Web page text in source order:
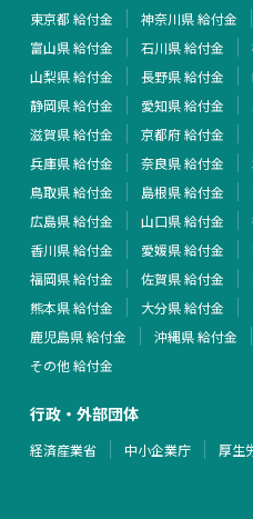
東京都 給付金
神奈川県 給付金
富山県 給付金
石川県 給付金
山梨県 給付金
長野県 給付金
静岡県 給付金
愛知県 給付金
滋賀県 給付金
京都府 給付金
兵庫県 給付金
奈良県 給付金
鳥取県 給付金
島根県 給付金
広島県 給付金
山口県 給付金
香川県 給付金
愛媛県 給付金
福岡県 給付金
佐賀県 給付金
熊本県 給付金
大分県 給付金
鹿児島県 給付金
沖縄県 給付金
その他 給付金
行政・外部団体
経済産業省 中小企業庁 厚生